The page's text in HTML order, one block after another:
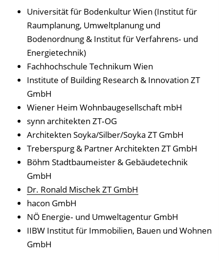
Universität für Bodenkultur Wien (Institut für
Raumplanung, Umweltplanung und
Bodenordnung & Institut für Verfahrens‐ und
Energietechnik)
Fachhochschule Technikum Wien
Institute of Building Research & Innovation ZT
GmbH
Wiener Heim Wohnbaugesellschaft mbH
synn architekten ZT‐OG
Architekten Soyka/Silber/Soyka ZT GmbH
Treberspurg & Partner Architekten ZT GmbH
Böhm Stadtbaumeister & Gebäudetechnik
GmbH
Dr. Ronald Mischek ZT GmbH
hacon GmbH
NÖ Energie‐ und Umweltagentur GmbH
IIBW Institut für Immobilien, Bauen und Wohnen
GmbH